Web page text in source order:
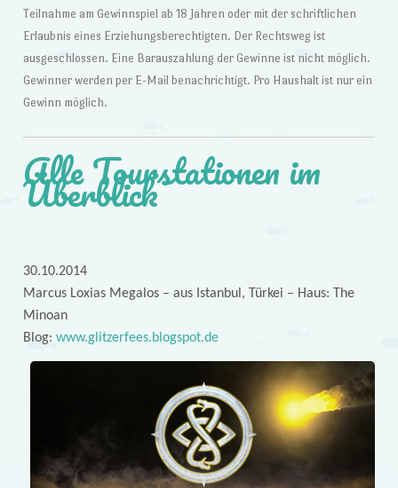
Teilnahme am Gewinnspiel ab 18 Jahren oder mit der schriftlichen
Erlaubnis eines Erziehungsberechtigten. Der Rechtsweg ist
ausgeschlossen. Eine Barauszahlung der Gewinne ist nicht möglich.
Gewinner werden per E-Mail benachrichtigt. Pro Haushalt ist nur ein
Gewinn möglich.
Alle Tourstationen im
Überblick
30.10.2014
Marcus Loxias Megalos – aus Istanbul, Türkei – Haus: The
Minoan
Blog: www.glitzerfees.blogspot.de